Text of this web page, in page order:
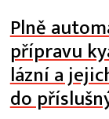
Plně
přípravu
lázní a
do